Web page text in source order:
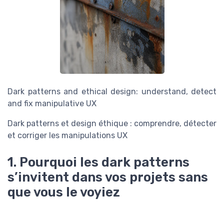
Dark patterns and ethical design: understand, detect
and fix manipulative UX
Dark patterns et design éthique : comprendre, détecter
et corriger les manipulations UX
1. Pourquoi les dark patterns
s’invitent dans vos projets sans
que vous le voyiez